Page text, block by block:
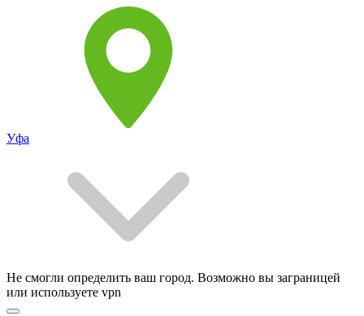
Уфа
Не смогли определить ваш город. Возможно вы заграницей
или используете vpn